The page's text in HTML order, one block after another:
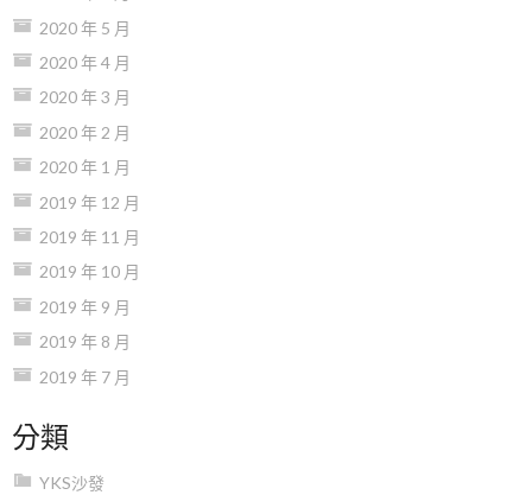
2020 年 5 月
2020 年 4 月
2020 年 3 月
2020 年 2 月
2020 年 1 月
2019 年 12 月
2019 年 11 月
2019 年 10 月
2019 年 9 月
2019 年 8 月
2019 年 7 月
分類
YKS沙發